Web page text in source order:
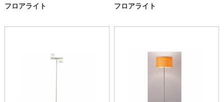
フロアライト フロアライト